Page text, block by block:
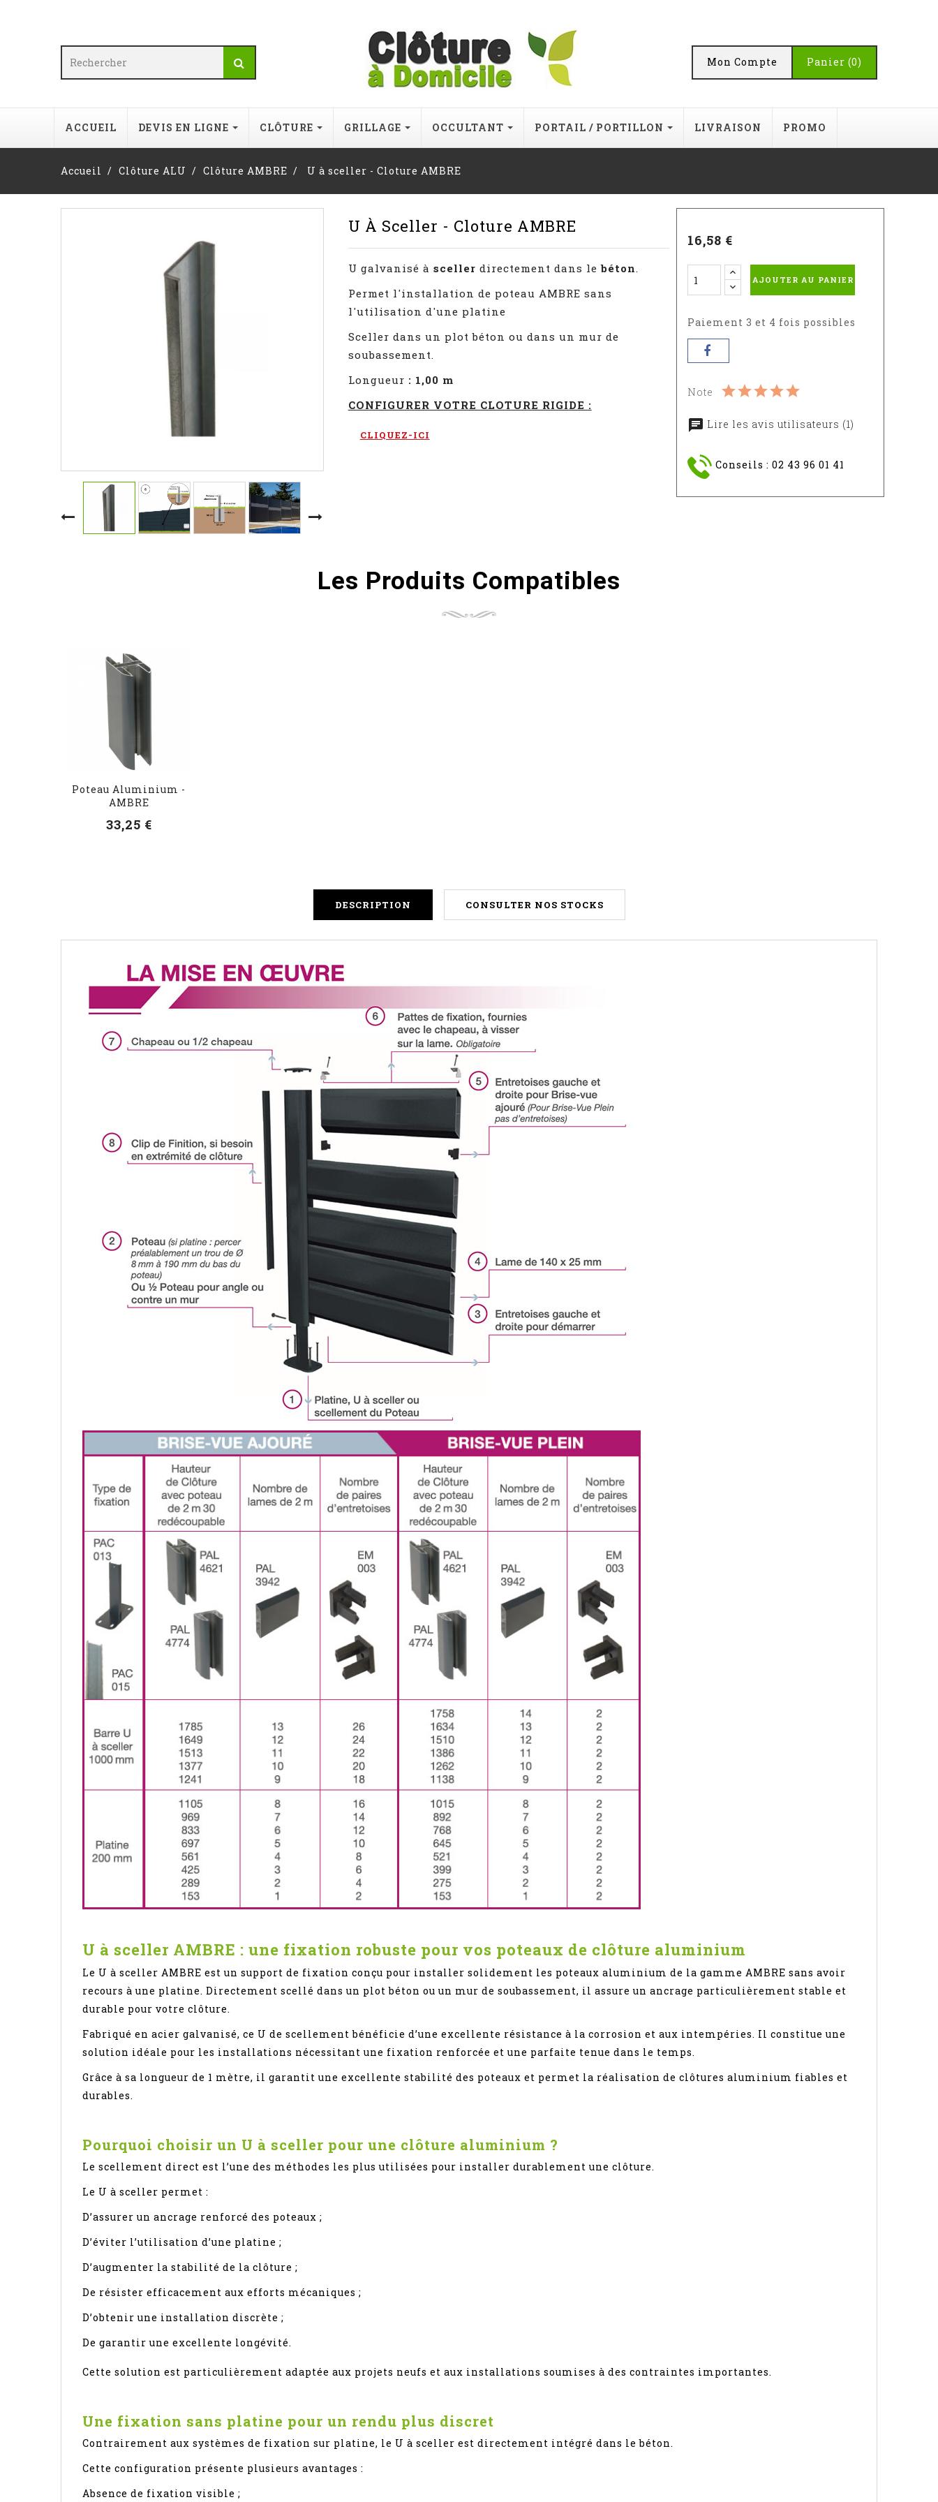
Panier (0)
Mon Compte
ACCUEIL DEVIS EN LIGNE CLÔTURE GRILLAGE OCCULTANT PORTAIL / PORTILLON LIVRAISON PROMO
Accueil Clôture ALU Clôture AMBRE U à sceller - Cloture AMBRE
U À Sceller - Cloture AMBRE
U galvanisé à sceller directement dans lebéton.
Permet l'installation de poteau AMBRE sans
l'utilisation d'une platine
Sceller dans un plot béton ou dans un mur de
soubassement.
Longueur : 1,00 m
CONFIGURER VOTRE CLOTURE RIGIDE :
CLIQUEZ-ICI
16,58 €
AJOUTER AU PANIER
Paiement 3 et 4 fois possibles
Note
Lire les avis utilisateurs (1)
Conseils : 02 43 96 01 41
Les Produits Compatibles
Poteau Aluminium -
AMBRE
33,25 €
DESCRIPTION CONSULTER NOS STOCKS
U à sceller AMBRE : une fixation robuste pour vos poteaux de clôture aluminium
Le U à sceller AMBRE est un support de fixation conçu pour installer solidement les poteaux aluminium de la gamme AMBRE sans avoir
recours à une platine. Directement scellé dans un plot béton ou un mur de soubassement, il assure un ancrage particulièrement stable et
durable pour votre clôture.
Fabriqué en acier galvanisé, ce U de scellement bénéficie d’une excellente résistance à la corrosion et aux intempéries. Il constitue une
solution idéale pour les installations nécessitant une fixation renforcée et une parfaite tenue dans le temps.
Grâce à sa longueur de 1 mètre, il garantit une excellente stabilité des poteaux et permet la réalisation de clôtures aluminium fiables et
durables.
Pourquoi choisir un U à sceller pour une clôture aluminium ?
Le scellement direct est l’une des méthodes les plus utilisées pour installer durablement une clôture.
Le U à sceller permet :
D’assurer un ancrage renforcé des poteaux ;
D’éviter l’utilisation d’une platine ;
D’augmenter la stabilité de la clôture ;
De résister efficacement aux efforts mécaniques ;
D’obtenir une installation discrète ;
De garantir une excellente longévité.
Cette solution est particulièrement adaptée aux projets neufs et aux installations soumises à des contraintes importantes.
Une fixation sans platine pour un rendu plus discret
Contrairement aux systèmes de fixation sur platine, le U à sceller est directement intégré dans le béton.
Cette configuration présente plusieurs avantages :
Absence de fixation visible ;